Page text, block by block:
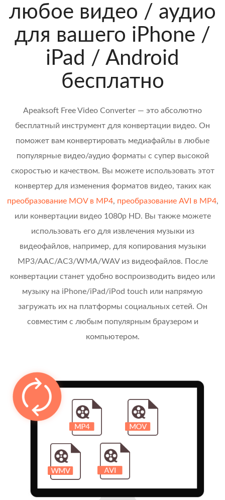
любое видео / аудио
для вашего iPhone /
iPad / Android
бесплатно
Apeaksoft Free Video Converter — это абсолютно
бесплатный инструмент для конвертации видео. Он
поможет вам конвертировать медиафайлы в любые
популярные видео/аудио форматы с супер высокой
скоростью и качеством. Вы можете использовать этот
конвертер для изменения форматов видео, таких как
преобразование MOV в MP4, преобразование AVI в MP4,
или конвертации видео 1080p HD. Вы также можете
использовать его для извлечения музыки из
видеофайлов, например, для копирования музыки
MP3/AAC/AC3/WMA/WAV из видеофайлов. После
конвертации станет удобно воспроизводить видео или
музыку на iPhone/iPad/iPod touch или напрямую
загружать их на платформы социальных сетей. Он
совместим с любым популярным браузером и
компьютером.